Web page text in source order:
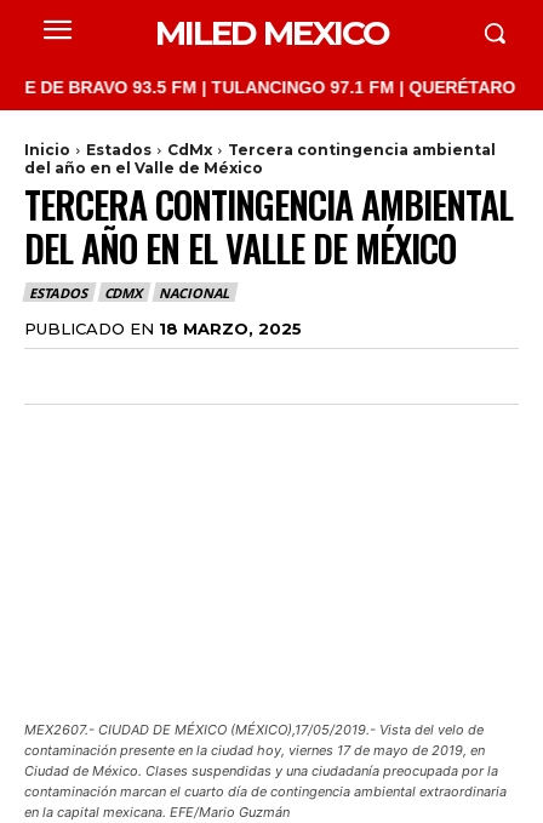
MILED MEXICO
93.5 FM | TULANCINGO 97.1 FM | QUERÉTARO 103.1
Inicio Estados CdMx
Tercera contingencia ambiental
del año en el Valle de México
TERCERA CONTINGENCIA AMBIENTAL
DEL AÑO EN EL VALLE DE MÉXICO
ESTADOS CDMX NACIONAL
PUBLICADO EN 18 MARZO, 2025
MEX2607.- CIUDAD DE MÉXICO (MÉXICO),17/05/2019.- Vista del velo de
contaminación presente en la ciudad hoy, viernes 17 de mayo de 2019, en
Ciudad de México. Clases suspendidas y una ciudadanía preocupada por la
contaminación marcan el cuarto día de contingencia ambiental extraordinaria
en la capital mexicana. EFE/Mario Guzmán